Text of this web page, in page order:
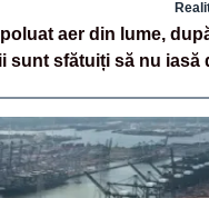
aer din lume,
sunt sfătuiți să nu iasă